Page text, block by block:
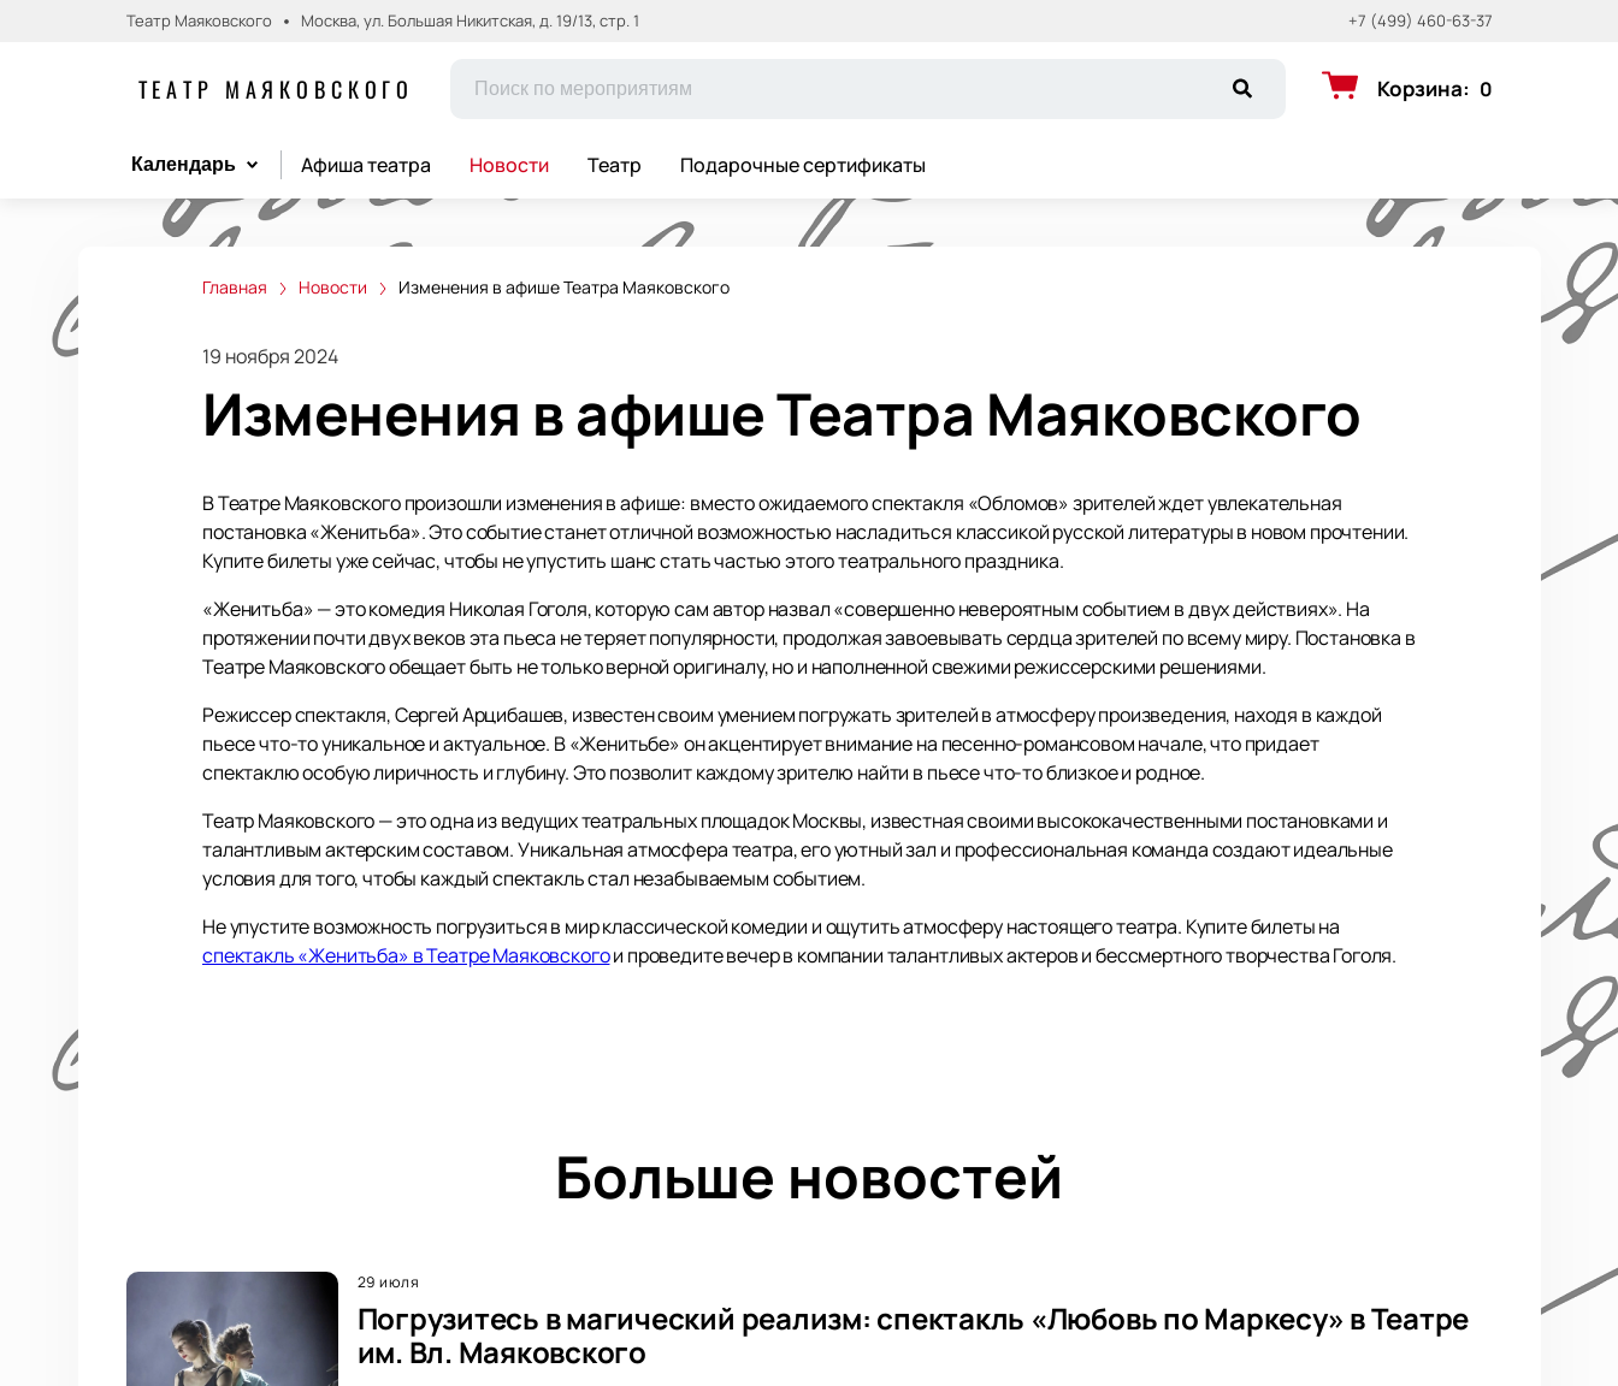
Театр Маяковского Москва, ул. Большая Никитская, д. 19/13, стр. 1 +7 (499) 460-63-37
ТЕАТР МАЯКОВСКОГО Корзина: 0
Календарь Афиша театра Новости Театр Подарочные сертификаты
Главная Новости Изменения в афише Театра Маяковского
19 ноября 2024
Изменения в афише Театра Маяковского
В Театре Маяковского произошли изменения в афише: вместо ожидаемого спектакля «Обломов» зрителей ждет увлекательная
постановка «Женитьба». Это событие станет отличной возможностью насладиться классикой русской литературы в новом прочтении.
Купите билеты уже сейчас, чтобы не упустить шанс стать частью этого театрального праздника.
«Женитьба» — это комедия Николая Гоголя, которую сам автор назвал «совершенно невероятным событием в двух действиях». На
протяжении почти двух веков эта пьеса не теряет популярности, продолжая завоевывать сердца зрителей по всему миру. Постановка в
Театре Маяковского обещает быть не только верной оригиналу, но и наполненной свежими режиссерскими решениями.
Режиссер спектакля, Сергей Арцибашев, известен своим умением погружать зрителей в атмосферу произведения, находя в каждой
пьесе что-то уникальное и актуальное. В «Женитьбе» он акцентирует внимание на песенно-романсовом начале, что придает
спектаклю особую лиричность и глубину. Это позволит каждому зрителю найти в пьесе что-то близкое и родное.
Театр Маяковского — это одна из ведущих театральных площадок Москвы, известная своими высококачественными постановками и
талантливым актерским составом. Уникальная атмосфера театра, его уютный зал и профессиональная команда создают идеальные
условия для того, чтобы каждый спектакль стал незабываемым событием.
Не упустите возможность погрузиться в мир классической комедии и ощутить атмосферу настоящего театра. Купите билеты на
спектакль «Женитьба» в Театре Маяковскогои проведите вечер в компании талантливых актеров и бессмертного творчества Гоголя.
Больше новостей
29 июля
Погрузитесь в магический реализм: спектакль «Любовь по Маркесу» в Театре
им. Вл. Маяковского